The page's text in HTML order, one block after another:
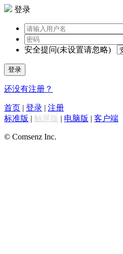
登录
安全提问(未设置请忽略)
登录
还没有注册？
首页 | 登录 | 注册
标准版 | 触屏版 | 电脑版 | 客户端
© Comsenz Inc.